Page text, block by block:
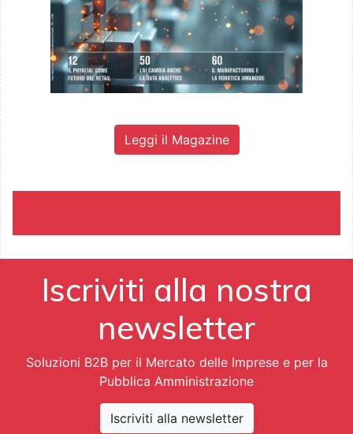
Leggi il Magazine
Iscriviti alla nostra
newsletter
Soluzioni B2B per il Mercato delle Imprese e per la
Pubblica Amministrazione
Iscriviti alla newsletter